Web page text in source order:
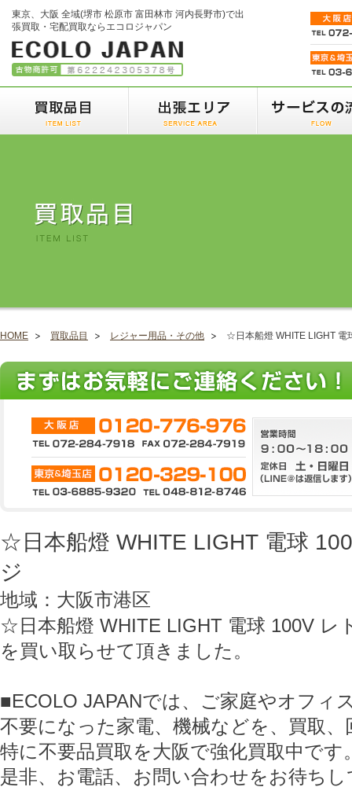
東京、大阪 全域(堺市 松原市 富田林市 河内長野市)で出
張買取・宅配買取ならエコロジャパン
HOME 買取品目 レジャー用品・その他 ☆日本船燈 WHITE LIGHT 電
☆日本船燈 WHITE LIGHT 電球
ジ
地域：大阪市港区
☆日本船燈 WHITE LIGHT 電球 100V レ
を買い取らせて頂きました。
■ECOLO JAPANでは、ご家庭やオフィ
不要になった家電、機械などを、買取
特に不要品買取を大阪で強化買取中です
是非、お電話、お問い合わせをお待ち